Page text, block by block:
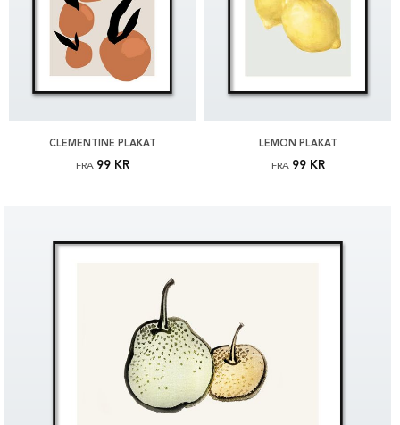
CLEMENTINE PLAKAT
FRA 99 KR
LEMON PLAKAT
FRA 99 KR